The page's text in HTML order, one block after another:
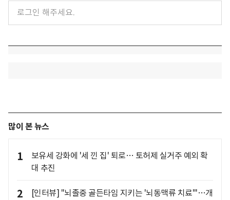
많이 본 뉴스
1
보유세 강화에 '세 낀 집' 퇴로… 토허제 실거주 예외 확
대 추진
2
[인터뷰] "뇌졸중 골든타임 지키는 '뇌동맥류 치료'"…개